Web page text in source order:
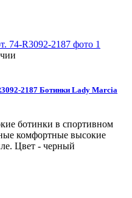
2187Ботинки Lady Marcia
ботинки в спортивном
комфортные высокие
Цвет - черный